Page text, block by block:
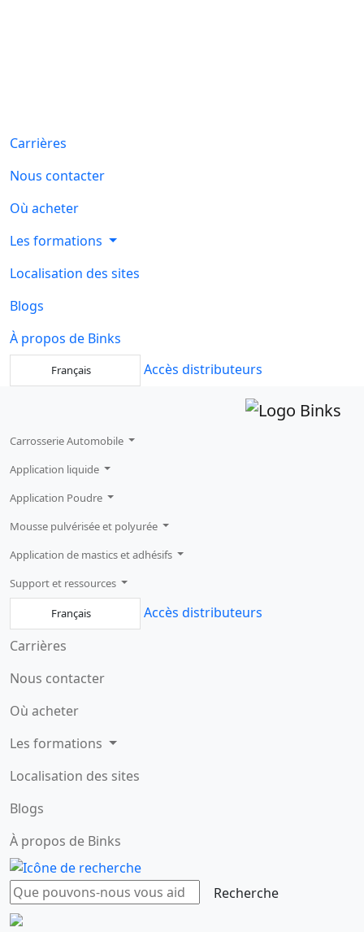
Carrières
Nous contacter
Où acheter
Les formations
Localisation des sites
Blogs
À propos de Binks
Français Accès distributeurs
Carrosserie Automobile
Application liquide
Application Poudre
Mousse pulvérisée et polyurée
Application de mastics et adhésifs
Support et ressources
Français
Accès distributeurs
Carrières
Nous contacter
Où acheter
Les formations
Localisation des sites
Blogs
À propos de Binks